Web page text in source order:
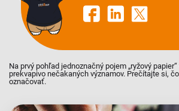
Na prvý pohľad jednoznačný pojem „ryžový
prekvapivo nečakaných významov. Prečítajte si,
označovať.